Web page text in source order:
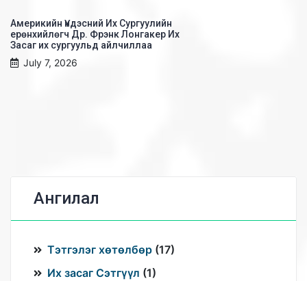
Америкийн Үндэсний Их Сургуулийн
ерөнхийлөгч Др. Фрэнк Лонгакер Их
Засаг их сургуульд айлчиллаа
July 7, 2026
Ангилал
Тэтгэлэг хөтөлбөр (17)
Их засаг Сэтгүүл (1)